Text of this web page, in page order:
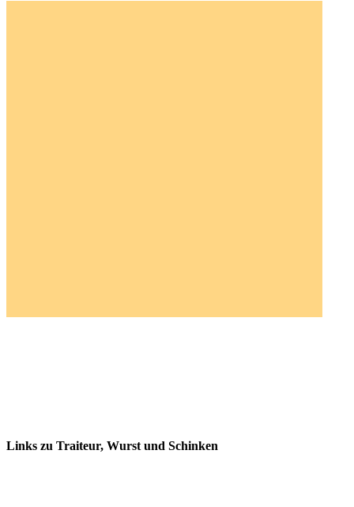
Links zu Traiteur, Wurst und Schinken